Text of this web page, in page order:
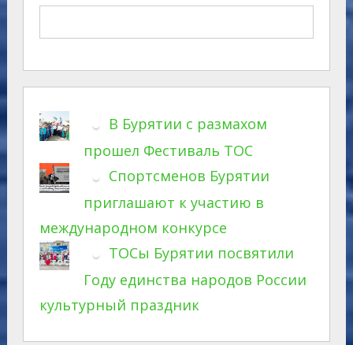
В Бурятии с размахом
прошел Фестиваль ТОС
Спортсменов Бурятии
приглашают к участию в
международном конкурсе
ТОСы Бурятии посвятили
Году единства народов России
культурный праздник